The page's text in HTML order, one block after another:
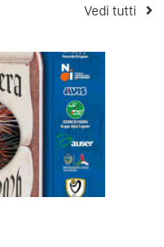
Vedi tutti